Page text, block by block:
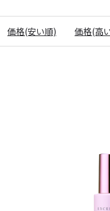
価格(安い順) 価格(高